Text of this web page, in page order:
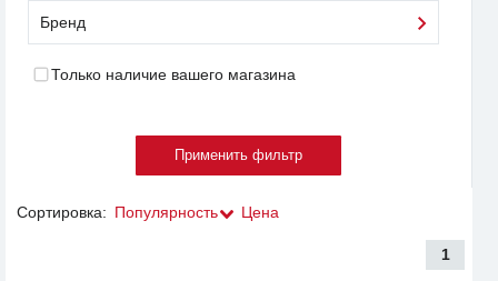
Бренд
Только наличие вашего магазина
Сортировка: Популярность Цена
1